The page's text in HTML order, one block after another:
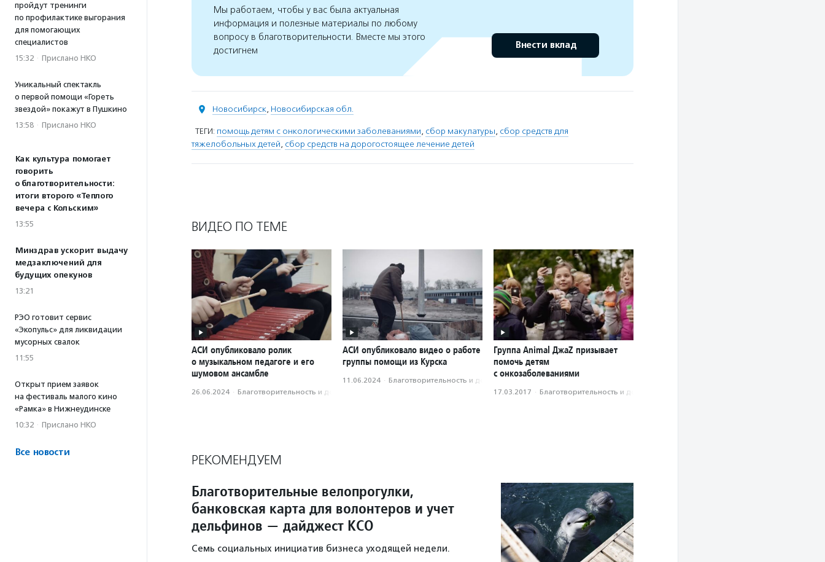
пройдут тренинги
по профилактике выгорания
для помогающих
специалистов
15:32 · Прислано НКО
Уникальный спектакль
о первой помощи «Гореть
звездой» покажут в Пушкино
13:58 · Прислано НКО
Как культура помогает
говорить
о благотворительности:
итоги второго «Теплого
вечера с Кольским»
13:55
Минздрав ускорит выдачу
медзаключений для
будущих опекунов
13:21
РЭО готовит сервис
«Экопульс» для ликвидации
мусорных свалок
11:55
Открыт прием заявок
на фестиваль малого кино
«Рамка» в Нижнеудинске
10:32 · Прислано НКО
Все новости
Мы работаем, чтобы у вас была актуальная
информация и полезные материалы по любому
вопросу в благотворительности. Вместе мы этого
достигнем
Внести вклад
Новосибирск, Новосибирская обл.
ТЕГИ: помощь детям с онкологическими заболеваниями, сбор макулатуры, сбор средств для
тяжелобольных детей, сбор средств на дорогостоящее лечение детей
ВИДЕО ПО ТЕМЕ
АСИ опубликовало ролик
о музыкальном педагоге и его
шумовом ансамбле
26.06.2024 · Благотвори­тель­ность и доброволь­чест­во
АСИ опубликовало видео о работе
группы помощи из Курска
11.06.2024 · Благотвори­тель­ность и доброволь­чест­во
Группа Animal ДжаZ призывает
помочь детям
с онкозаболеваниями
17.03.2017 · Благотвори­тель­ность и доброволь­чест­во
РЕКОМЕНДУЕМ
Благотворительные велопрогулки,
банковская карта для волонтеров и учет
дельфинов — дайджест КСО
Семь социальных инициатив бизнеса уходящей недели.